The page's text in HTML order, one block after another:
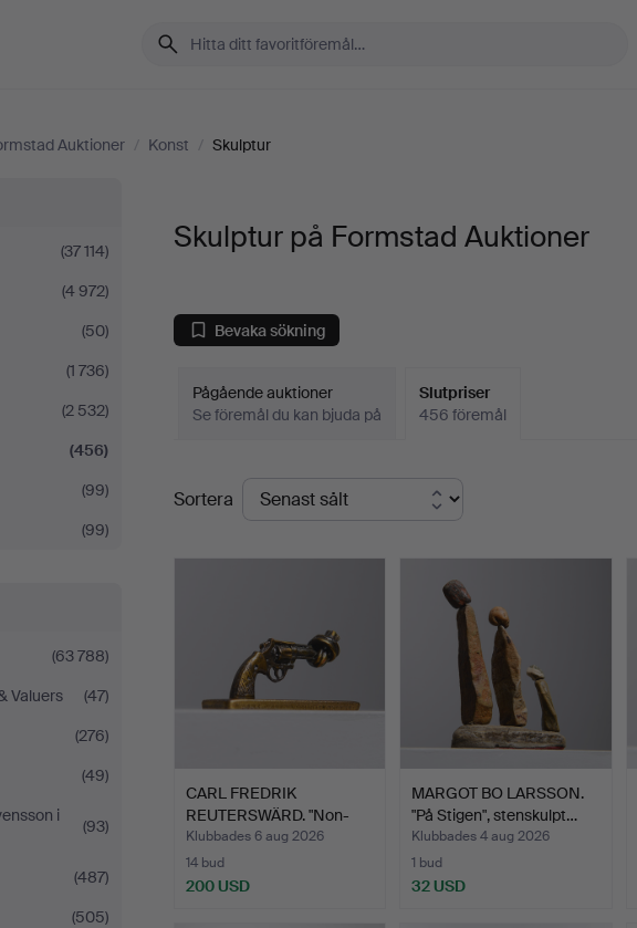
Auktioner / Konst / Skulptur
(37 114)
(4 972)
(50)
(1 736)
(2 532)
(456)
(99)
(99)
(63 788)
Valuers
(47)
(276)
(49)
i
(93)
(487)
(505)
Skulptur på Formstad Auktioner
Bevaka sökning
Pågående auktioner
Se föremål du kan bjuda på
Slutpriser
456 föremål
Slutpriser
Sortera
CARL FREDRIK
REUTERSWÄRD. "Non-
Violence", …
Klubbades 6 aug 2026
14 bud
200 USD
MARGOT BO LARSSON.
"På Stigen", stenskulpt…
Klubbades 4 aug 2026
1 bud
32 USD